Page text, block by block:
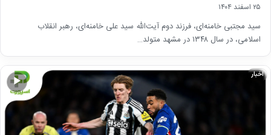
۲۵ اسفند ۱۴۰۴
سید مجتبی خامنه‌ای، فرزند دوم آیت‌الله سید علی خامنه‌ای، رهبر انقلاب
اسلامی، در سال ۱۳۴۸ در مشهد متولد…
▶
اخبار